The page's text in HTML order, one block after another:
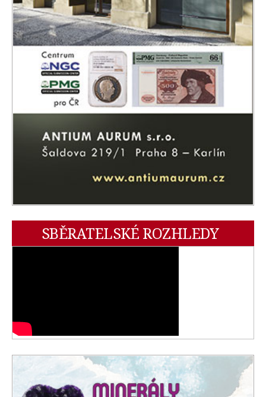
SBĚRATELSKÉ ROZHLEDY